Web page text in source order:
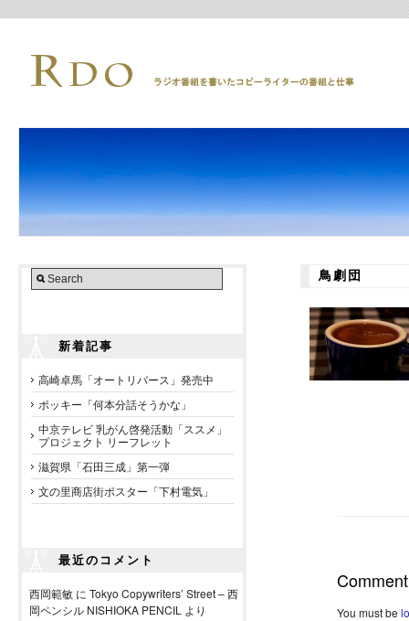
新着記事
高崎卓馬「オートリバース」発売中
ポッキー「何本分話そうかな」
中京テレビ 乳がん啓発活動「ススメ」
プロジェクト リーフレット
滋賀県「石田三成」第一弾
文の里商店街ポスター「下村電気」
最近のコメント
西岡範敏 に Tokyo Copywriters’ Street – 西
岡ペンシル NISHIOKA PENCIL より
鳥劇団
Comment
You must be